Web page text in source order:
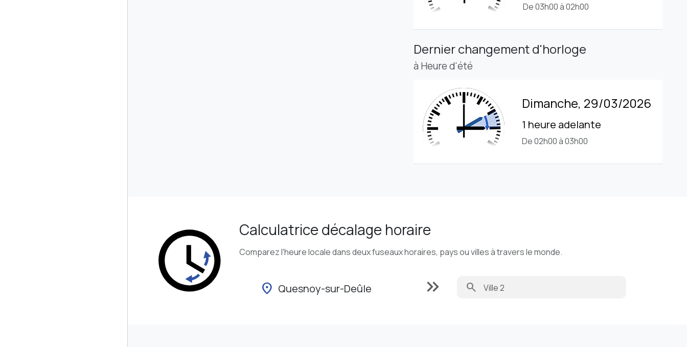
De 03h00 à 02h00
Dernier changement d'horloge
à Heure d'été
Dimanche, 29/03/2026
1 heure adelante
De 02h00 à 03h00
Calculatrice décalage horaire
Comparez l'heure locale dans deux fuseaux horaires, pays ou villes à travers le monde.
location_on Quesnoy-sur-Deûle keyboard_double_arrow_right search